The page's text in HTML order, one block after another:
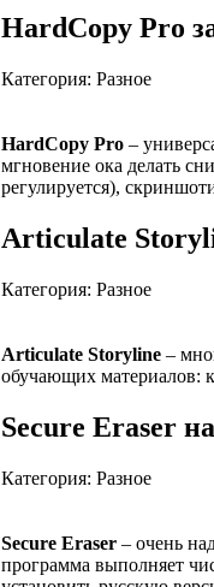
HardCopy Pro
Категория: Разное
HardCopy Pro –
мгновение ока делать
регулируется),
Articulate
Категория: Разное
Articulate Storyline –
обучающих материалов:
Secure Eraser
Категория: Разное
Secure Eraser – очень
программа выполняет